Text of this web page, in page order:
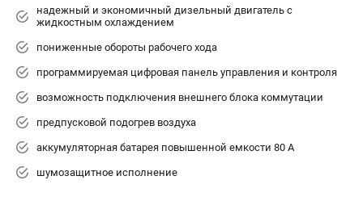
ЗАКАЗ ЗАПЧАСТЕЙ
+7 (8112) 59-10-67
zakaz@fubagtorg.ru
надежный и экономичный дизельный двигатель с
жидкостным охлаждением
пониженные обороты рабочего хода
программируемая цифровая панель управления и контроля
возможность подключения внешнего блока коммутации
предпусковой подогрев воздуха
аккумуляторная батарея повышенной емкости 80 А
шумозащитное исполнение